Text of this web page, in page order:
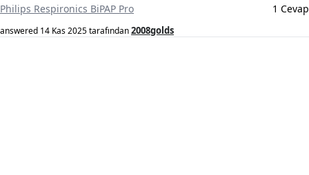
Philips Respironics BiPAP Pro 1 Cevap
answered 14 Kas 2025tarafından2008golds